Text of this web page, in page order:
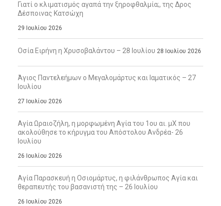
Γιατί ο κλιματισμός αγαπά την ξηροφθαλμία;, της Δρος
Δέσποινας Κατσώχη
29 Ιουλίου 2026
Οσία Ειρήνη η Χρυσοβαλάντου – 28 Ιουλίου 28 Ιουλίου 2026
Άγιος Παντελεήμων ο Μεγαλομάρτυς και Ιαματικός – 27
Ιουλίου
27 Ιουλίου 2026
Αγία Ωραιοζήλη, η μορφωμένη Αγία του 1ου αι. μΧ που
ακολούθησε το κήρυγμα του Απόστολου Ανδρέα- 26
Ιουλίου
26 Ιουλίου 2026
Αγία Παρασκευή η Οσιομάρτυς, η φιλάνθρωπος Αγία και
θεραπευτής του βασανιστή της – 26 Ιουλίου
26 Ιουλίου 2026